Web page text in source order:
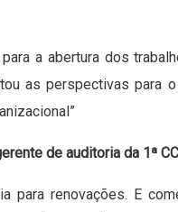
a abertura dos
as perspectivas para
de auditoria da 1ª
para renovações. E